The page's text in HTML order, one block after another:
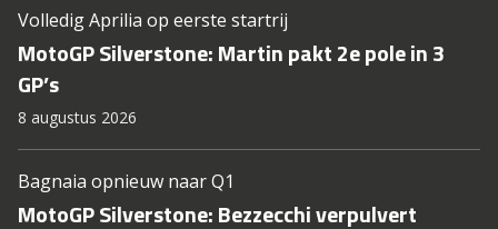
Volledig Aprilia op eerste startrij
MotoGP Silverstone: Martin pakt 2e pole in 3
GP’s
8 augustus 2026
Bagnaia opnieuw naar Q1
MotoGP Silverstone: Bezzecchi verpulvert